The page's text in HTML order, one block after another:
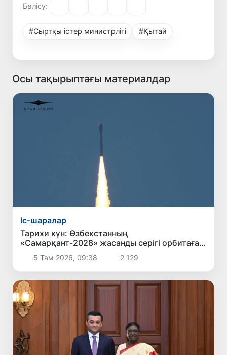
Бөлісу:
#Сыртқы істер министрлігі #Қытай
Осы тақырыптағы материалдар
Іс-шаралар
Тарихи күн: Өзбекстанның
«Самарқант-2028» жасанды серігі орбитаға
сәтті шығарылды
5 Там 2026, 09:38 2 129